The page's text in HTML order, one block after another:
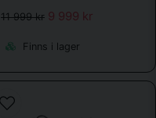
11 999 kr 9 999 kr
Finns i lager